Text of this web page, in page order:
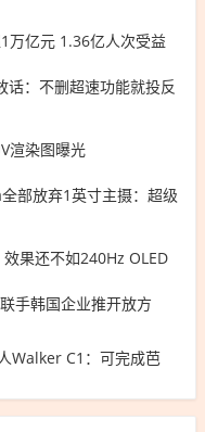
万亿元 1.36亿人次受益
话：不删超速功能就投反
渲染图曝光
部放弃1英寸主摄：超级
果还不如240Hz OLED
手韩国企业推开放方
Walker C1：可完成芭